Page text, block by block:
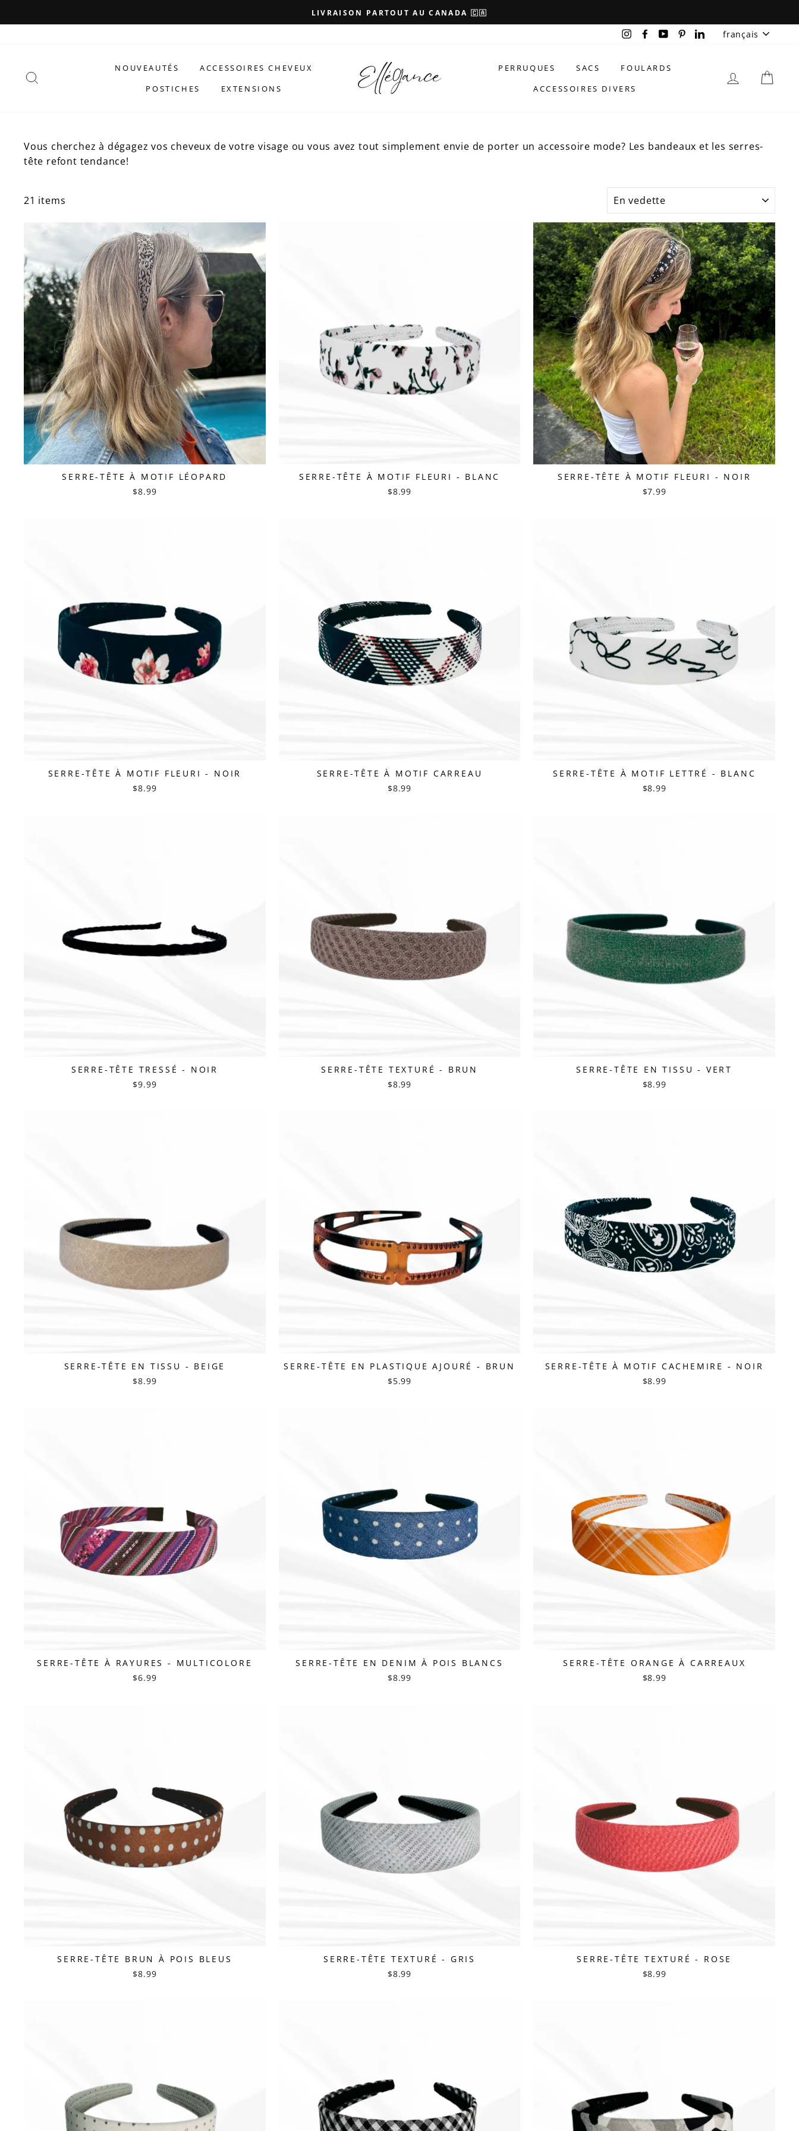
au
LIVRAISON PARTOUT AU CANADA 🇨🇦
InstagramFacebook
YouTubePinterestLinkedIn
français
NOUVEAUTÉS
ACCESSOIRES CHEVEUX
POSTICHES
EXTENSIONS
PERRUQUES SACS
FOULARDS
ACCESSOIRES DIVERS
SE
Vous cherchez à dégagez vos cheveux de votre visage ou vous avez tout simplement envie de porter un accessoire mode? Les bandeaux et les serres-
tête refont tendance!
21 items
SERRE-TÊTE À MOTIF LÉOPARD
$8.99
SERRE-TÊTE À MOTIF FLEURI - BLANC
$8.99
SERRE-TÊTE À MOTIF FLEURI - NOIR
$7.99
SERRE-TÊTE À MOTIF FLEURI - NOIR
$8.99
SERRE-TÊTE À MOTIF CARREAU
$8.99
SERRE-TÊTE À MOTIF LETTRÉ - BLANC
$8.99
SERRE-TÊTE TRESSÉ - NOIR
$9.99
SERRE-TÊTE TEXTURÉ - BRUN
$8.99
SERRE-TÊTE EN TISSU - VERT
$8.99
SERRE-TÊTE EN TISSU - BEIGE
$8.99
SERRE-TÊTE EN PLASTIQUE AJOURÉ - BRUN
$5.99
SERRE-TÊTE À MOTIF CACHEMIRE - NOIR
$8.99
SERRE-TÊTE À RAYURES - MULTICOLORE
$6.99
SERRE-TÊTE EN DENIM À POIS BLANCS
$8.99
SERRE-TÊTE ORANGE À CARREAUX
$8.99
SERRE-TÊTE BRUN À POIS BLEUS
$8.99
SERRE-TÊTE TEXTURÉ - GRIS
$8.99
SERRE-TÊTE TEXTURÉ - ROSE
$8.99